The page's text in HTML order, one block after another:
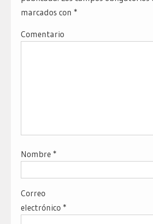
marcados con *
Comentario
Nombre *
Correo
electrónico *